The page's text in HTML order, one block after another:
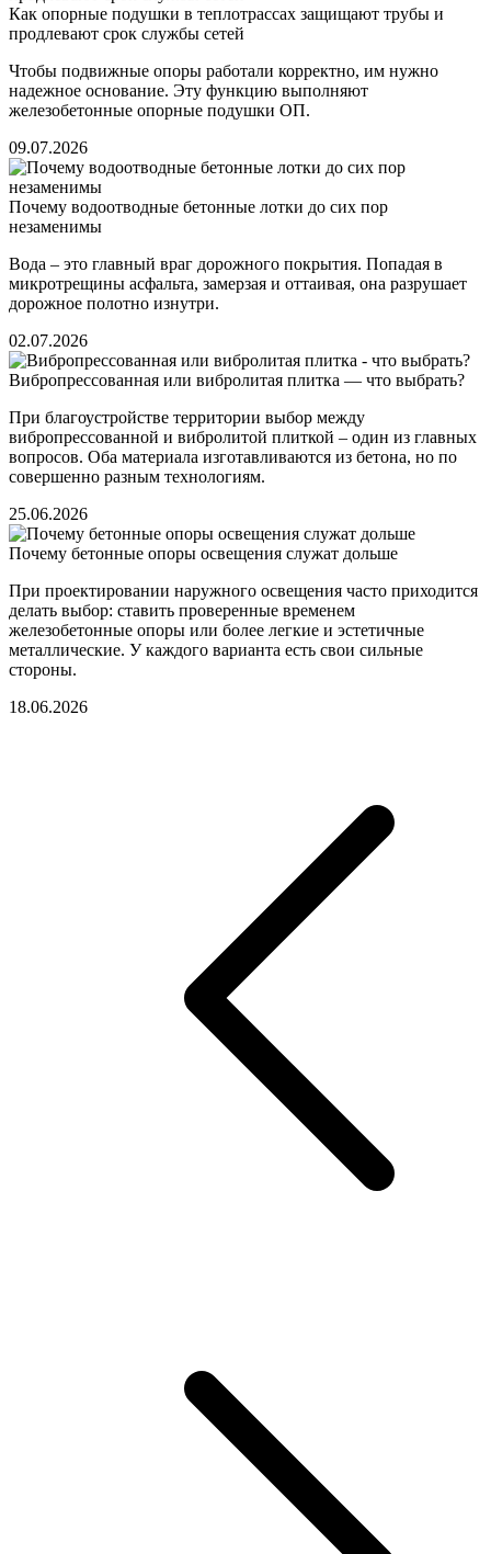
Как опорные подушки в теплотрассах защищают трубы и
продлевают срок службы сетей
Чтобы подвижные опоры работали корректно, им нужно
надежное основание. Эту функцию выполняют
железобетонные опорные подушки ОП.
09.07.2026
Почему водоотводные бетонные лотки до сих пор
незаменимы
Вода – это главный враг дорожного покрытия. Попадая в
микротрещины асфальта, замерзая и оттаивая, она разрушает
дорожное полотно изнутри.
02.07.2026
Вибропрессованная или вибролитая плитка — что выбрать?
При благоустройстве территории выбор между
вибропрессованной и вибролитой плиткой – один из главных
вопросов. Оба материала изготавливаются из бетона, но по
совершенно разным технологиям.
25.06.2026
Почему бетонные опоры освещения служат дольше
При проектировании наружного освещения часто приходится
делать выбор: ставить проверенные временем
железобетонные опоры или более легкие и эстетичные
металлические. У каждого варианта есть свои сильные
стороны.
18.06.2026